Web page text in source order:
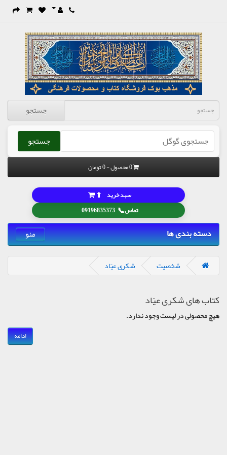
جستجو
جستجو
0 محصول - 0 تومان
تماس📞
09196835373
سبد خرید ⬆
دسته بندی ها منو
شخصیت شکری عیّاد
کتاب های شکری عیّاد
هیچ محصولی در لیست وجود ندارد.
ادامه